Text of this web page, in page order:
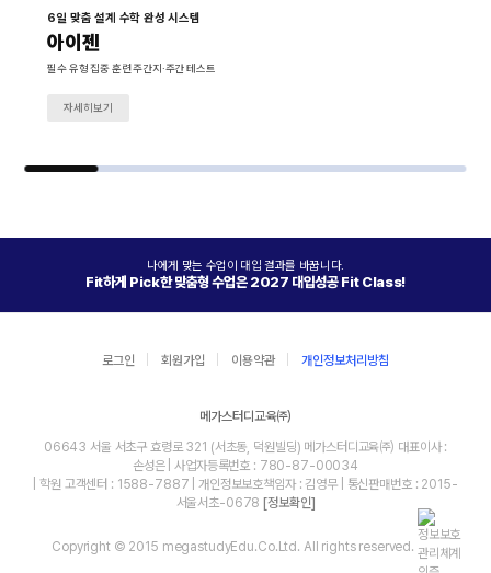
6일 맞춤 설계 수학 완성 시스템
아이젠
필수 유형 집중 훈련 주간지·주간 테스트
자세히보기
나에게 맞는 수업이 대입 결과를 바꿉니다.
Fit하게 Pick한 맞춤형 수업은 2027 대입성공 Fit Class!
로그인 회원가입 이용약관 개인정보처리방침
메가스터디교육㈜
06643 서울 서초구 효령로 321 (서초동, 덕원빌딩) 메가스터디교육㈜ 대표이사 :
손성은 | 사업자등록번호 : 780-87-00034
| 학원 고객센터 : 1588-7887 | 개인정보보호책임자 : 김영무 | 통신판매번호 : 2015-
서울서초-0678 [정보확인]
Copyright © 2015 megastudyEdu.Co.Ltd. All rights reserved.